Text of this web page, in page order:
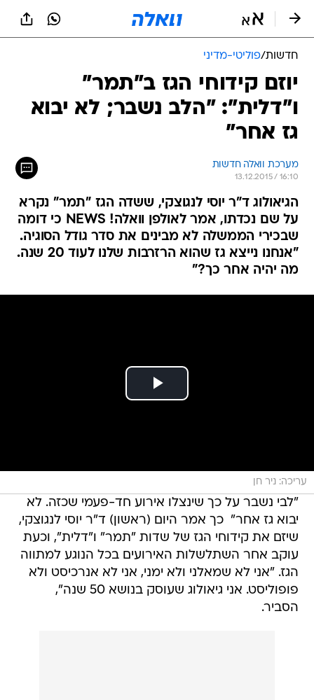
חדשות/פוליטי-מדיני
יוזם קידוחי הגז ב"תמר"
ו"דלית": "הלב נשבר; לא יבוא
גז אחר"
מערכת וואלה חדשות
13.12.2015 / 16:10
הגיאולוג ד"ר יוסי לנגוצקי, ששדה הגז "תמר" נקרא
על שם נכדתו, אמר לאולפן וואלה! NEWS כי דומה
שבכירי הממשלה לא מבינים את סדר גודל הסוגיה.
"אנחנו נייצא גז שהוא הרזרבות שלנו לעוד 20 שנה.
מה יהיה אחר כך?"
עריכה: ניר חן
"לבי נשבר על כך שינצלו אירוע חד-פעמי שכזה. לא
יבוא גז אחר"  כך אמר היום (ראשון) ד"ר יוסי לנגוצקי,
שיזם את קידוחי הגז של שדות "תמר" ו"דלית", וכעת
עוקב אחר השתלשלות האירועים בכל הנוגע למתווה
הגז. "אני לא שמאלני ולא ימני, אני לא אנרכיסט ולא
פופוליסט. אני גיאולוג שעוסק בנושא 50 שנה",
הסביר.